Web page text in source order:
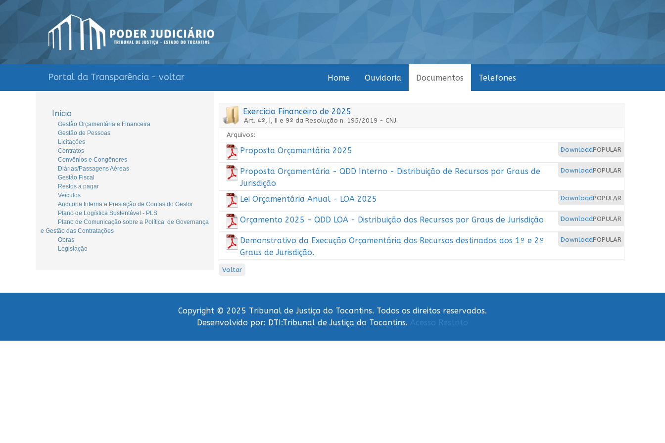
Portal da Transparência - voltar Home Ouvidoria Documentos Telefones
Início
Gestão Orçamentária e Financeira
Gestão de Pessoas
Licitações
Contratos
Convênios e Congêneres
Diárias/Passagens Aéreas
Gestão Fiscal
Restos a pagar
Veículos
Auditoria Interna e Prestação de Contas do Gestor
Plano de Logística Sustentável - PLS
Plano de Comunicação sobre a Política de Governança
e Gestão das Contratações
Obras
Legislação
Exercício Financeiro de 2025
Art. 4º, I, II e 9º da Resolução n. 195/2019 - CNJ.
Arquivos:
POPULAR
Download
Proposta Orçamentária 2025
POPULAR
Download
Proposta Orçamentária - QDD Interno - Distribuição de Recursos por Graus de
Jurisdição
POPULAR
Download
Lei Orçamentária Anual - LOA 2025
POPULAR
Download
Orçamento 2025 - QDD LOA - Distribuição dos Recursos por Graus de Jurisdição
POPULAR
Download
Demonstrativo da Execução Orçamentária dos Recursos destinados aos 1º e 2º
Graus de Jurisdição.
Voltar
Copyright © 2025 Tribunal de Justiça do Tocantins. Todos os direitos reservados.
Desenvolvido por: DTI:Tribunal de Justiça do Tocantins.